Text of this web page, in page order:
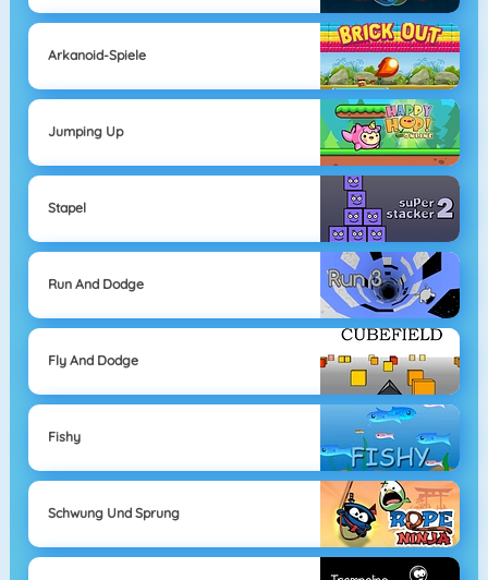
Arkanoid-Spiele
Jumping Up
Stapel
Run And Dodge
Fly And Dodge
Fishy
Schwung Und Sprung